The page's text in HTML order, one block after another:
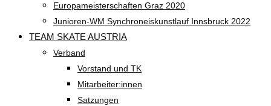
Europameisterschaften Graz 2020
Junioren-WM Synchroneiskunstlauf Innsbruck 2022
TEAM SKATE AUSTRIA
Verband
Vorstand und TK
Mitarbeiter:innen
Satzungen